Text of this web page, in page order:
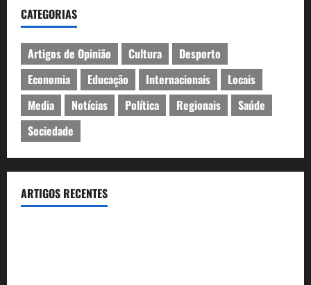
CATEGORIAS
Artigos de Opinião Cultura
Desporto
Economia
Educação Internacionais
Locais
Media
Notícias Política Regionais
Saúde
Sociedade
ARTIGOS RECENTES